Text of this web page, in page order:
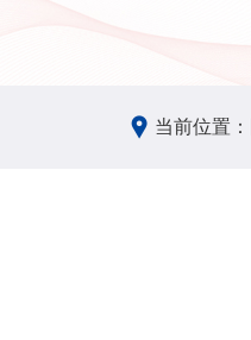
当前位置：